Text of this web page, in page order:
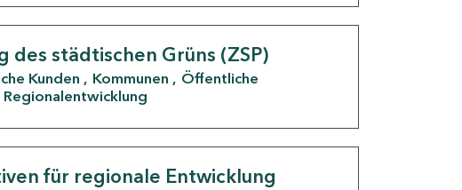
städtischen Grüns (ZSP)
Kunden Kommunen
Öffentliche
für regionale Entwicklung